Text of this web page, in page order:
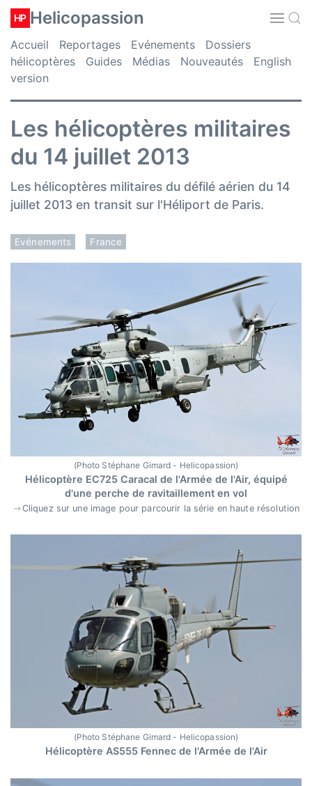
HP Helicopassion
Accueil Reportages Evénements
Dossiers
hélicoptères
Guides Médias Nouveautés
English
version
Les hélicoptères militaires
du 14 juillet 2013
Les hélicoptères militaires du défilé aérien du 14
juillet 2013 en transit sur l'Héliport de Paris.
Evénements France
(Photo Stéphane Gimard - Helicopassion)
Hélicoptère EC725 Caracal de l'Armée de l'Air, équipé
d'une perche de ravitaillement en vol
Cliquez sur une image pour parcourir la série en haute résolution
(Photo Stéphane Gimard - Helicopassion)
Hélicoptère AS555 Fennec de l'Armée de l'Air